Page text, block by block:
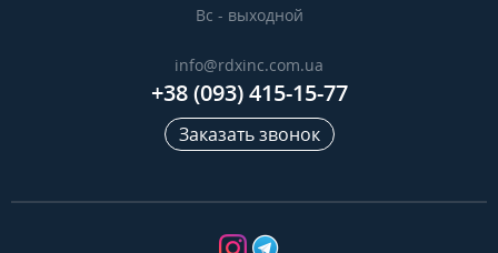
Вс - выходной
info@rdxinc.com.ua
+38 (093) 415-15-77
Заказать звонок